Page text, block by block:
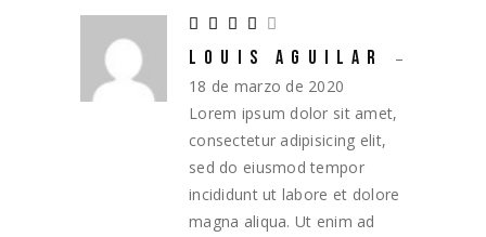
LOUIS AGUILAR
–
18 de marzo de 2020
Lorem ipsum dolor sit amet,
consectetur adipisicing elit,
sed do eiusmod tempor
incididunt ut labore et dolore
magna aliqua. Ut enim ad